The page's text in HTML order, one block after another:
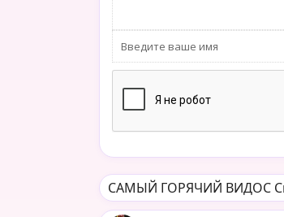
САМЫЙ ГОРЯЧИЙ ВИДОС